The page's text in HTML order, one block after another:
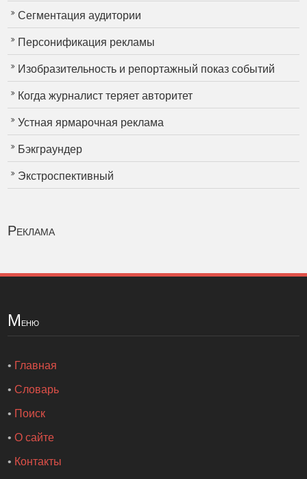
Сегментация аудитории
Персонификация рекламы
Изобразительность и репортажный показ событий
Когда журналист теряет авторитет
Устная ярмарочная реклама
Бэкграундер
Экстроспективный
Реклама
Меню
• Главная
•Словарь
• Поиск
•О сайте
• Контакты